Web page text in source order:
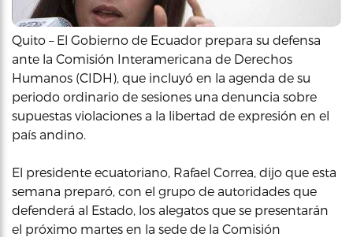
Quito – El Gobierno de Ecuador prepara su defensa
ante la Comisión Interamericana de Derechos
Humanos (CIDH), que incluyó en la agenda de su
periodo ordinario de sesiones una denuncia sobre
supuestas violaciones a la libertad de expresión en el
país andino.
El presidente ecuatoriano, Rafael Correa, dijo que esta
semana preparó, con el grupo de autoridades que
defenderá al Estado, los alegatos que se presentarán
el próximo martes en la sede de la Comisión